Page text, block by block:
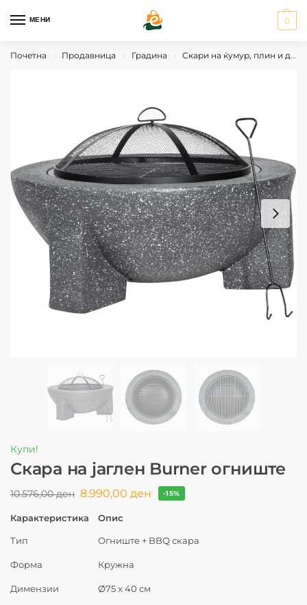
МЕНИ 0
Почетна › Продавница › Градина › Скари на ќумур, плин и дрва
Купи!
Скара на јаглен Burner огниште
10.576,00ден 8.990,00 ден -15%
Карактеристика Опис
Тип Огниште + BBQ скара
Форма Кружна
Димензии Ø75 x 40 см